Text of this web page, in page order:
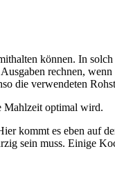
können. In
rechnen,
die verwendeten
Mahlzeit optimal wird.
kommt es eben auf
sein muss. Einige